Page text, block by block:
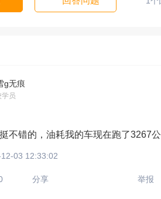
g无痕
学员
不错的，油耗我的车现在跑了3267公
03 12:33:02
分享 举报
请输入视频地址，目前暂时